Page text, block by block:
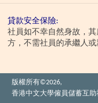
貸款安全保險:
社員如不幸自然身故，
方，不需社員的承繼人或
版權所有©2026,
香港中文大學僱員儲蓄互助